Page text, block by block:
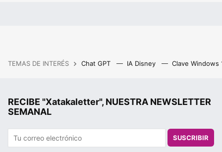
TEMAS DE INTERÉS Chat GPT IA Disney Clave Windows
RECIBE "Xatakaletter", NUESTRA NEWSLETTER
SEMANAL
SUSCRIBIR